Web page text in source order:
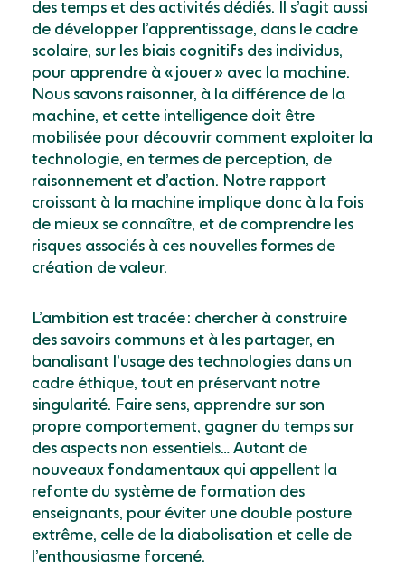
des temps et des activités dédiés. Il s’agit aussi
de développer l’apprentissage, dans le cadre
scolaire, sur les biais cognitifs des individus,
pour apprendre à « jouer » avec la machine.
Nous savons raisonner, à la différence de la
machine, et cette intelligence doit être
mobilisée pour découvrir comment exploiter la
technologie, en termes de perception, de
raisonnement et d’action. Notre rapport
croissant à la machine implique donc à la fois
de mieux se connaître, et de comprendre les
risques associés à ces nouvelles formes de
création de valeur.
L’ambition est tracée : chercher à construire
des savoirs communs et à les partager, en
banalisant l’usage des technologies dans un
cadre éthique, tout en préservant notre
singularité. Faire sens, apprendre sur son
propre comportement, gagner du temps sur
des aspects non essentiels… Autant de
nouveaux fondamentaux qui appellent la
refonte du système de formation des
enseignants, pour éviter une double posture
extrême, celle de la diabolisation et celle de
l’enthousiasme forcené.